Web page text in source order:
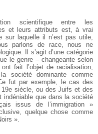
scientifique entre les
et leurs attributs est, à vrai
sur laquelle il n’est pas utile,
parlons de race, nous ne
Il s’agit d’une catégorie
le genre – changeante selon
fait l’objet de racialisation,
société dominante comme
fut par exemple, le cas des
siècle, ou des Juifs et des
que dans la société
issus de l’immigration »
quelque chose comme
».